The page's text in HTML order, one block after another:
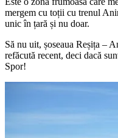
mergem cu toții cu trenul
unic în țară și nu doar.
Să nu uit, șoseaua Reșița –
refăcută recent, deci dacă
Spor!